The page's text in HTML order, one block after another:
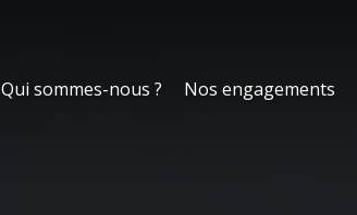
Qui sommes-nous ? Nos engagements